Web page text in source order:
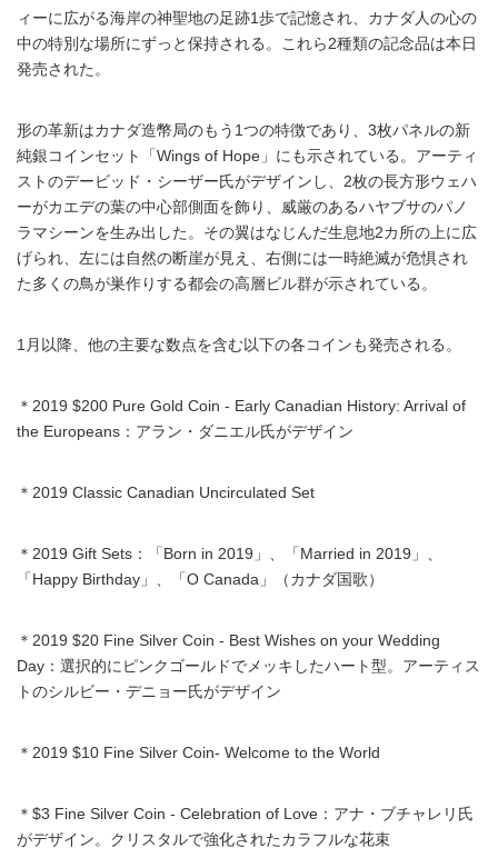
ィーに広がる海岸の神聖地の足跡1歩で記憶され、カナダ人の心の
中の特別な場所にずっと保持される。これら2種類の記念品は本日
発売された。
形の革新はカナダ造幣局のもう1つの特徴であり、3枚パネルの新
純銀コインセット「Wings of Hope」にも示されている。アーティ
ストのデービッド・シーザー氏がデザインし、2枚の長方形ウェハ
ーがカエデの葉の中心部側面を飾り、威厳のあるハヤブサのパノ
ラマシーンを生み出した。その翼はなじんだ生息地2カ所の上に広
げられ、左には自然の断崖が見え、右側には一時絶滅が危惧され
た多くの鳥が巣作りする都会の高層ビル群が示されている。
1月以降、他の主要な数点を含む以下の各コインも発売される。
＊2019 $200 Pure Gold Coin - Early Canadian History: Arrival of
the Europeans：アラン・ダニエル氏がデザイン
＊2019 Classic Canadian Uncirculated Set
＊2019 Gift Sets：「Born in 2019」、「Married in 2019」、
「Happy Birthday」、「O Canada」（カナダ国歌）
＊2019 $20 Fine Silver Coin - Best Wishes on your Wedding
Day：選択的にピンクゴールドでメッキしたハート型。アーティス
トのシルビー・デニョー氏がデザイン
＊2019 $10 Fine Silver Coin- Welcome to the World
＊$3 Fine Silver Coin - Celebration of Love：アナ・ブチャレリ氏
がデザイン。クリスタルで強化されたカラフルな花束